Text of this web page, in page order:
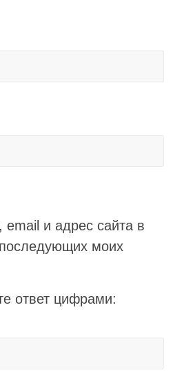
и адрес сайта в
моих
ответ цифрами: